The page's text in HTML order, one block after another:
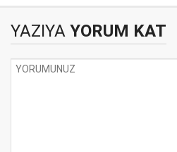
YAZIYA YORUM KAT